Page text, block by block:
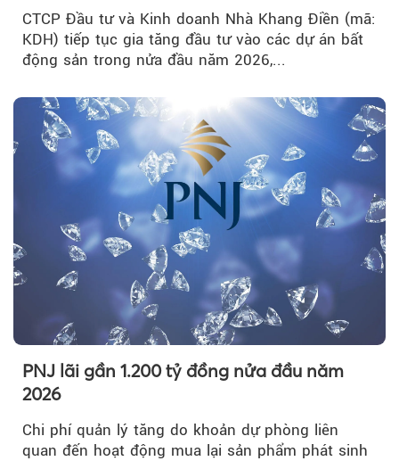
CTCP Đầu tư và Kinh doanh Nhà Khang Điền (mã:
KDH) tiếp tục gia tăng đầu tư vào các dự án bất
động sản trong nửa đầu năm 2026,...
PNJ lãi gần 1.200 tỷ đồng nửa đầu năm
2026
Chi phí quản lý tăng do khoản dự phòng liên
quan đến hoạt động mua lại sản phẩm phát sinh